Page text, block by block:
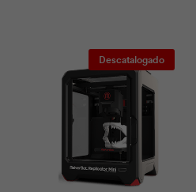
Descatalogado